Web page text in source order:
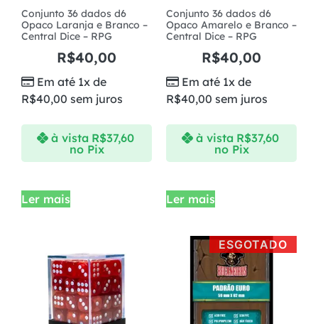
Conjunto 36 dados d6
Opaco Laranja e Branco –
Central Dice – RPG
R$40,00
Em até 1x de
R$40,00 sem juros
à vista R$37,60
no Pix
Ler mais
Conjunto 36 dados d6
Opaco Amarelo e Branco –
Central Dice – RPG
R$40,00
Em até 1x de
R$40,00 sem juros
à vista R$37,60
no Pix
Ler mais
ESGOTADO